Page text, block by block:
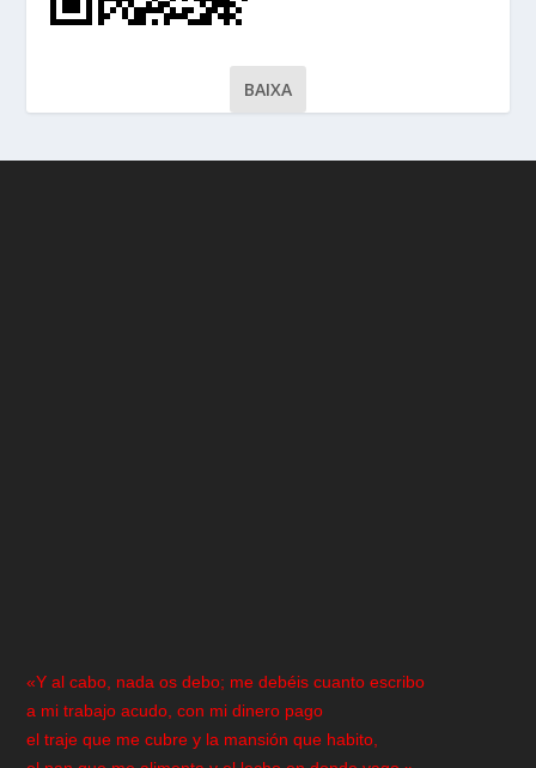
BAIXA
«Y al cabo, nada os debo; me debéis cuanto escribo
a mi trabajo acudo, con mi dinero pago
el traje que me cubre y la mansión que habito,